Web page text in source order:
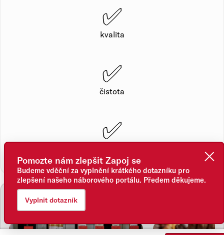
✅
kvalita
✅
čistota
✅
Kde budeš pracovat?
Pomozte nám zlepšit Zapoj se
Budeme vděční za vyplnění krátkého dotazníku pro
zlepšení našeho náborového portálu. Předem děkujeme.
Vyplnit dotazník